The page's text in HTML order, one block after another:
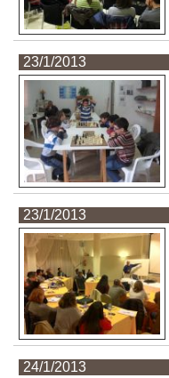
23/1/2013
23/1/2013
24/1/2013